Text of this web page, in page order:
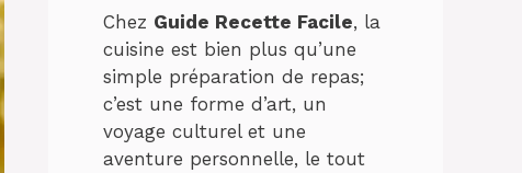
Chez Guide Recette Facile, la
cuisine est bien plus qu’une
simple préparation de repas;
c’est une forme d’art, un
voyage culturel et une
aventure personnelle, le tout